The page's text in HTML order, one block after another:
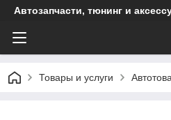
Автозапчасти, тюнинг и
Товары и услуги